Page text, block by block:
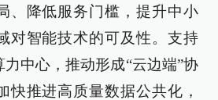
、降低服务门槛，提升中小
对智能技术的可及性。支持
中心，推动形成“云边端”协
快推进高质量数据公共化，